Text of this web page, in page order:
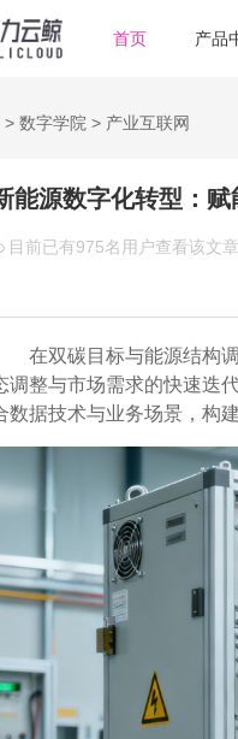
首页 产品
> 数字学院 > 产业互联网
能源数字化转型：
目前已有975名用户查看该文章
在双碳目标与能源结构
调整与市场需求的快速迭
数据技术与业务场景，构